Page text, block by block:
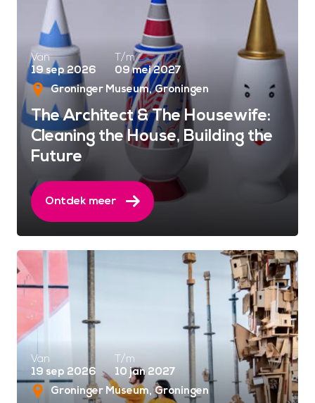
Van
19 sep 2026
T/m
09 mei 2027
Groninger Museum Groningen
The Architect & The Housewife:
Cleaning the House, Building the
Future
Ontdek meer
Van
19 sep 2026
T/m
10 jan 2027
Groninger Museum Groningen